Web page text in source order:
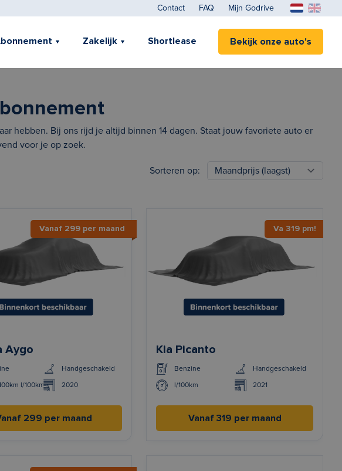
Contact FAQ Mijn Godrive
Zakelijk Shortlease Bekijk onze auto's
hebben. Bij ons rijd je altijd binnen 14 dagen. Staat jouw favoriete auto er
voor je op zoek.
Sorteren op:
Vanaf 299 per maand
Aygo
Handgeschakeld
l/100km 2020
299 per maand
Va 319 pm!
Kia Picanto
Benzine Handgeschakeld
l/100km 2021
Vanaf 319 per maand